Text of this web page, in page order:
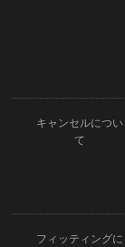
キャンセルについ
て
フィッティングに